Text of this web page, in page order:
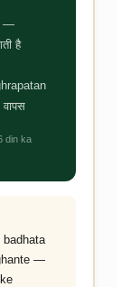
—
है
din ka
—